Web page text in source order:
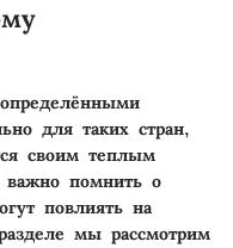
для таких стран,
своим теплым
важно помнить о
повлиять на
мы рассмотрим